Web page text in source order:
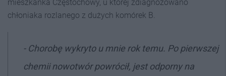
mieszkanka Częstochowy, u której zdiagnozowano
chłoniaka rozlanego z dużych komórek B.
- Chorobę wykryto u mnie rok temu. Po pierwszej
chemii nowotwór powrócił, jest odporny na